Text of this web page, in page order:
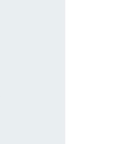
Livotec
lạnh Livotec
Livotec
E-Smart LIS-
400